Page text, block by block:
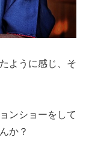
ように感じ、そ
ンショーをして
か？